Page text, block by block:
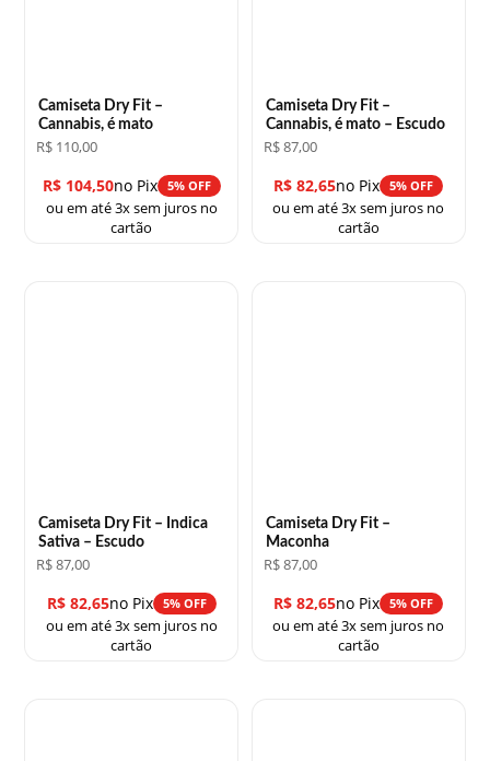
Camiseta Dry Fit –
Cannabis, é mato
R$ 110,00
R$104,50no Pix 5% OFF
ou em até 3x sem juros no
cartão
Camiseta Dry Fit –
Cannabis, é mato – Escudo
R$87,00
R$ 82,65no Pix 5% OFF
ou em até 3x sem juros no
cartão
Camiseta Dry Fit – Indica
Sativa – Escudo
R$87,00
R$82,65no Pix 5% OFF
ou em até 3x sem juros no
cartão
Camiseta Dry Fit –
Maconha
R$87,00
R$ 82,65no Pix 5% OFF
ou em até 3x sem juros no
cartão